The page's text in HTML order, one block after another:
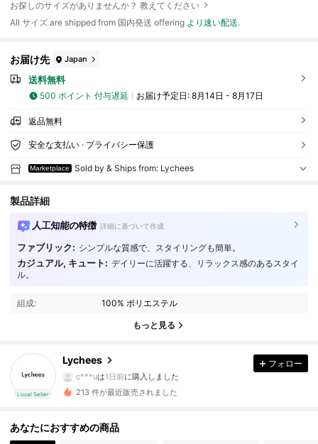
お探しのサイズがありませんか？ 教えてください
All サイズ are shipped from 国内発送 offering より速い配送.
お届け先 Japan
送料無料
500 ポイント 付与遅延 お届け予定日: 8月14日 - 8月17日
返品無料
安全な支払い · プライバシー保護
Marketplace Sold by & Ships from: Lychees
製品詳細
人工知能の特徴 詳細に基づいて作成
ファブリック: シンプルな質感で、スタイリングも簡単。
カジュアル, キュート: デイリーに活躍する、リラックス感のあるスタイ
ル。
組成: 100% ポリエステル
もっと見る
Local Seller
Lychees
4.10 11 フォロワー
11 フォロワー
11 フォロワー
4.10
11 フォロワー
c***uは1日前に購入しました
4.10 11 フォロワー
4.10 11 フォロワー
フォロー
213 件が最近販売されました
あなたにおすすめの商品